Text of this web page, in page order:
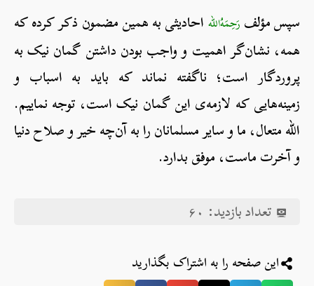
سپس مؤلف رَحِمَهُ‌الله احادیثی به همین مضمون ذکر کرده که
همه، نشان‌گر اهمیت و واجب بودن داشتن گمان نیک به
پروردگار است؛ ناگفته نماند که باید به اسباب و
زمینه‌هایی که لازمه‌ی این گمان نیک است، توجه نماییم.
الله متعال، ما و سایر مسلمانان را به آن‌چه خیر و صلاح دنیا
و آخرت ماست، موفق بدارد.
تعداد بازدید: ۶۰
این صفحه را به اشتراک بگذارید